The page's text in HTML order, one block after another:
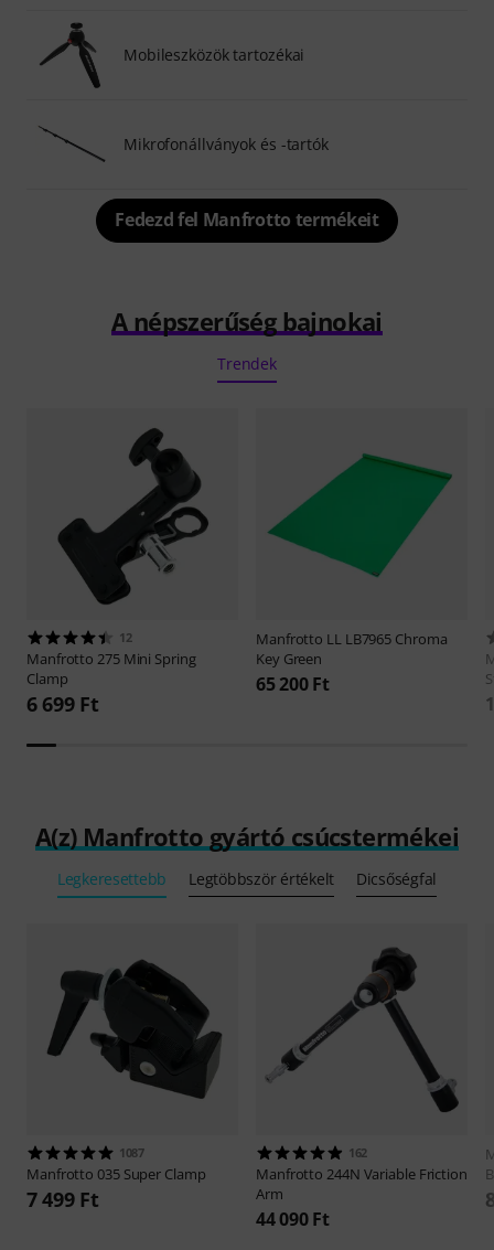
Mobileszközök tartozékai
Mikrofonállványok és -tartók
Fedezd fel Manfrotto termékeit
A népszerűség bajnokai
Trendek
12
Manfrotto275 Mini Spring
Clamp
6 699 Ft
Manfrotto LL LB7965 Chroma
Key Green
65 200 Ft
A(z) Manfrotto gyártó csúcstermékei
Legkeresettebb Legtöbbször értékelt Dicsőségfal
1087
Manfrotto 035 Super Clamp
7 499 Ft
162
Manfrotto244N Variable Friction
Arm
44 090 Ft